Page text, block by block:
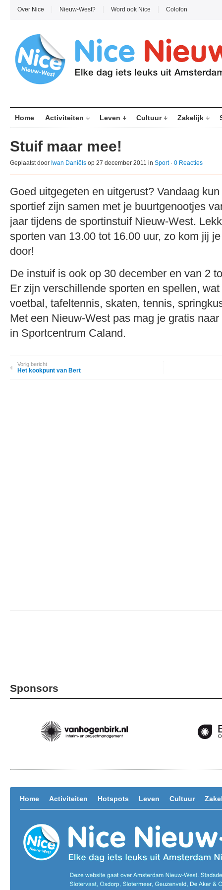
Over Nice Nieuw-West? Word ook Nice Colofon
Home Activiteiten Leven Cultuur Zakelijk
Stuif maar mee!
Geplaatst door Iwan Daniëls op 27 december 2011 in Sport· 0 Reacties
Goed uitgegeten en uitgerust? Vandaag
sportief zijn samen met je buurtgenootjes
jaar tijdens de sportinstuif Nieuw-West.
sporten van 13.00 tot 16.00 uur, zo kom jij
door!
De instuif is ook op 30 december en van 2
Er zijn verschillende sporten en spellen,
voetbal, tafeltennis, skaten, tennis,
Met een Nieuw-West pas mag je gratis
in Sportcentrum Caland.
Vorig bericht
Het kookpunt van Bert
Sponsors
Home Activiteiten Hotspots Leven Cultuur